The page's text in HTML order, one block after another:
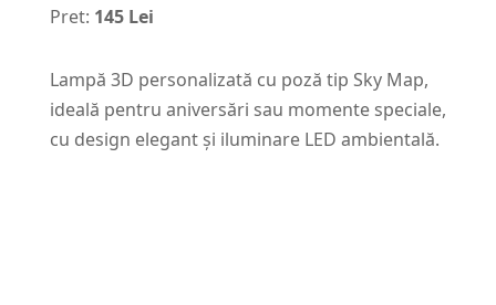
Pret: 145 Lei
Lampă 3D personalizată cu poză tip Sky Map,
ideală pentru aniversări sau momente speciale,
cu design elegant și iluminare LED ambientală.